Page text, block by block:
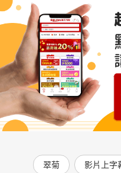
翠菊 影片上字